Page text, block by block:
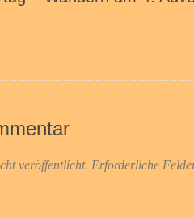
veröffentlicht. Erforderliche